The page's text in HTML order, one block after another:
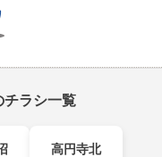
チラシ一覧
高円寺北